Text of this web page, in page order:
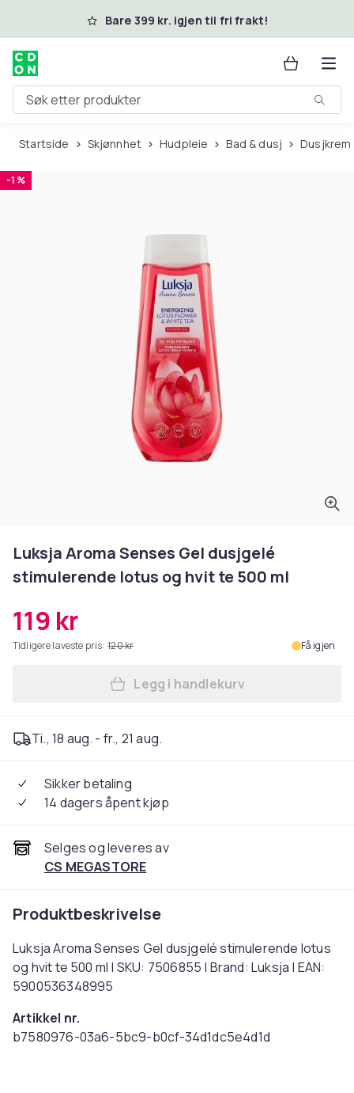
Hopp til hovedinnholdBare 399 kr. igjen til fri frakt!
Søk etter produkter
Startside Skjønnhet Hudpleie Bad & dusj Dusjkrem
-1 %
Luksja Aroma Senses Gel dusjgelé
stimulerende lotus og hvit te 500 ml
119 kr
Tidligere laveste pris: 120 kr Få igjen
Legg Luksja Aroma
Legg i handlekurv
Ti., 18 aug. - fr., 21 aug.
Sikker betaling
14 dagers åpent kjøp
Selges og leveres av
CS MEGASTORE
Produktbeskrivelse
Luksja Aroma Senses Gel dusjgelé stimulerende lotus
og hvit te 500 ml | SKU: 7506855 | Brand: Luksja | EAN:
5900536348995
Artikkel nr.
b7580976-03a6-5bc9-b0cf-34d1dc5e4d1d